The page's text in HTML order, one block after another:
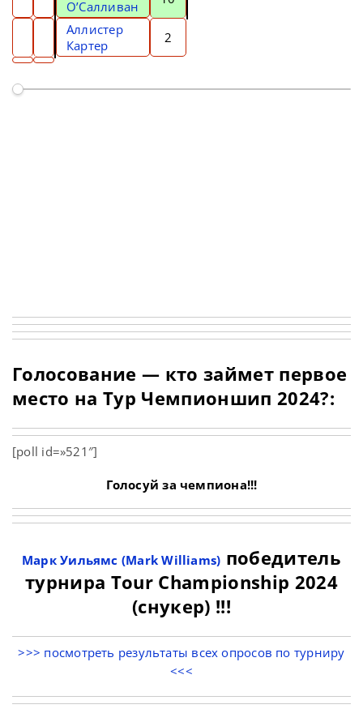
О’Салливан
Аллистер
Картер
2
Голосование — кто займет первое
место на Тур Чемпионшип 2024?:
[poll id=»521″]
Голосуй за чемпиона!!!
Марк Уильямс (Mark Williams) победитель
турнира Tour Championship 2024
(снукер) !!!
>>> посмотреть результаты всех опросов по турниру
<<<